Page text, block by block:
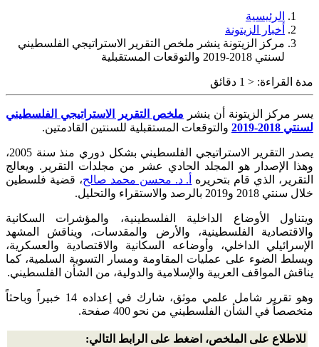
الرئيسية
أخبار الزيتونة
مركز الزيتونة ينشر ملخص التقرير الاستراتيجي الفلسطيني
لسنتي 2018-2019 والتوقعات المستقبلية
مدة القراءة: < 1 دقائق
يسر مركز الزيتونة أن ينشر ملخص التقرير الاستراتيجي الفلسطيني
لسنتي 2018-2019
والتوقعات المستقبلية للسنتين القادمتين.
يصدر التقرير الاستراتيجي الفلسطيني بشكل دوري منذ سنة 2005،
وهذا الإصدار هو المجلد الحادي عشر من مجلدات التقرير. ويعالج
التقرير، الذي قام بتحريره
أ. د. محسن محمد صالح، قضية فلسطين
خلال سنتي 2018 و2019 بالرصد والاستقراء والتحليل.
ويتناول الأوضاع الداخلية الفلسطينية، والمؤشرات السكانية
والاقتصادية الفلسطينية، والأرض والمقدسات، ويناقش المشهد
الإسرائيلي الداخلي، وأوضاعه السكانية والاقتصادية والعسكرية،
ويسلط الضوء على عمليات المقاومة ومسار التسوية السلمية، كما
يناقش المواقف العربية والإسلامية والدولية، من الشأن الفلسطيني.
وهو تقرير شامل علمي موثق، شارك في إعداده 14 خبيراً وباحثاً
متخصصاً في الشأن الفلسطيني من نحو 400 صفحة.
للاطلاع على الملخص، اضغط على الرابط التالي: